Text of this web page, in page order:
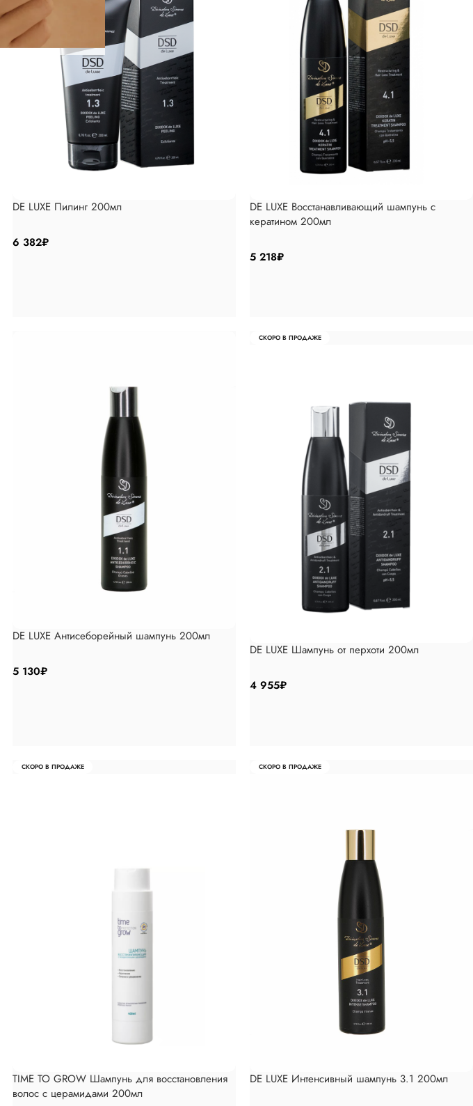
DE LUXE Пилинг 200мл
6 382₽
DE LUXE Восстанавливающий шампунь с
кератином 200мл
5 218₽
DE LUXE Антисеборейный шампунь 200мл
5 130₽
СКОРО В ПРОДАЖЕ
DE LUXE Шампунь от перхоти 200мл
4 955₽
СКОРО В ПРОДАЖЕ
TIME TO GROW Шампунь для восстановления
волос с церамидами 200мл
СКОРО В ПРОДАЖЕ
DE LUXE Интенсивный шампунь 3.1 200мл